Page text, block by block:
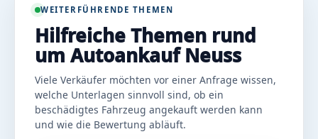
WEITERFÜHRENDE THEMEN
Hilfreiche Themen rund
um Autoankauf Neuss
Viele Verkäufer möchten vor einer Anfrage wissen,
welche Unterlagen sinnvoll sind, ob ein
beschädigtes Fahrzeug angekauft werden kann
und wie die Bewertung abläuft.